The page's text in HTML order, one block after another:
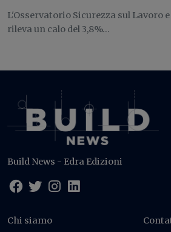
L'Osservatorio Sicurezza sul Lavoro
rileva un calo del 3,8%...
Build News - Edra Edizioni
Chi siamo